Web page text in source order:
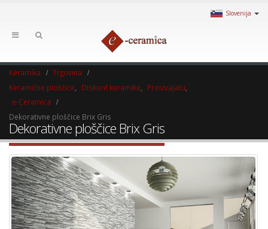
Slovenija
Keramika
Trgovina
Keramične ploščice
Diskont keramike Proizvajalci
e-Ceramica
Dekorativne ploščice Brix Gris
Dekorativne ploščice Brix Gris